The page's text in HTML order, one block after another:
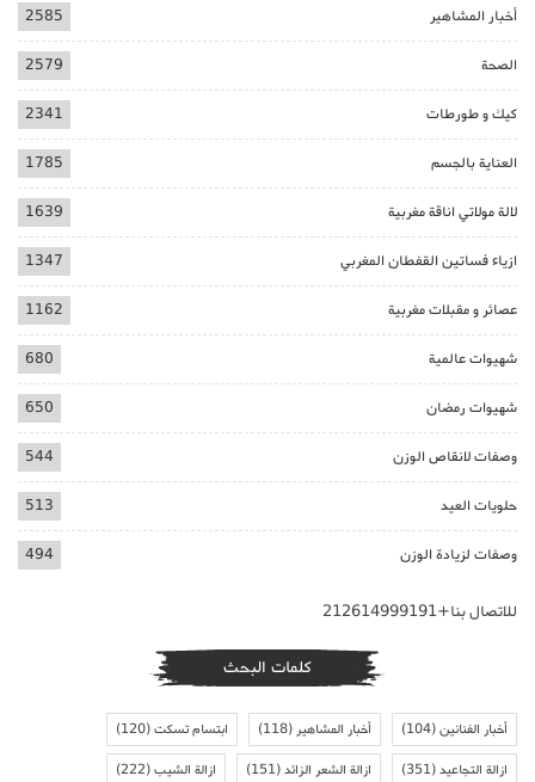
أخبار المشاهير 2585
الصحة 2579
كيك و طورطات 2341
العناية بالجسم 1785
لالة مولاتي اناقة مغربية 1639
ازياء فساتين القفطان المغربي 1347
عصائر و مقبلات مغربية 1162
شهيوات عالمية 680
شهيوات رمضان 650
وصفات لانقاص الوزن 544
حلويات العيد 513
وصفات لزيادة الوزن 494
للاتصال بنا+212614999191
كلمات البحث
أخبار الفنانين(104) أخبار المشاهير(118) ابتسام تسكت(120)
ازالة التجاعيد(351) ازالة الشعر الزائد(151) ازالة الشيب(222)